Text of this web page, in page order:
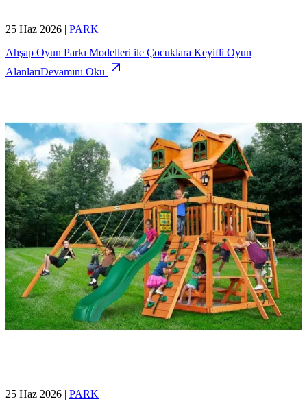
25 Haz 2026 | PARK
Ahşap Oyun Parkı Modelleri ile Çocuklara Keyifli Oyun
AlanlarıDevamını Oku
25 Haz 2026 | PARK